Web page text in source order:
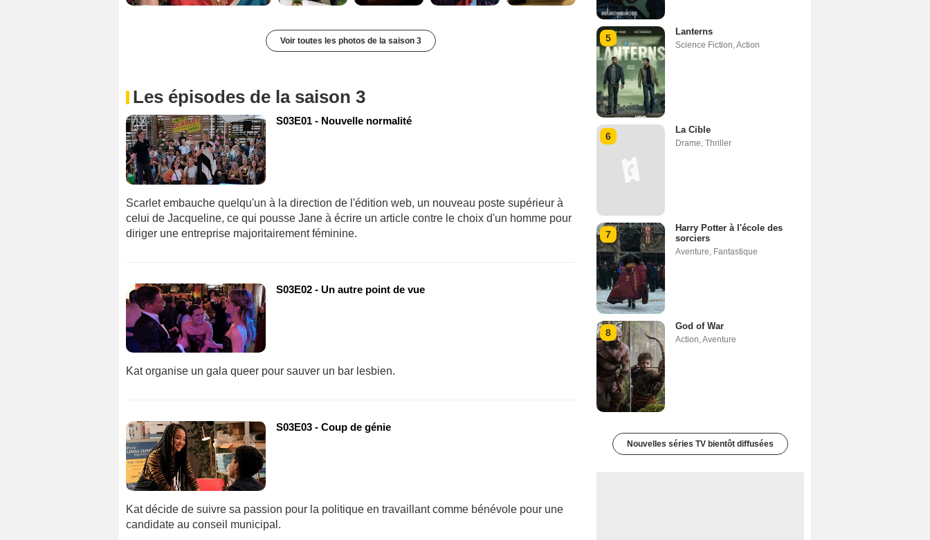
Voir toutes les photos de la saison 3
Les épisodes de la saison 3
S03E01 - Nouvelle normalité
Scarlet embauche quelqu'un à la direction de l'édition web, un nouveau poste supérieur à
celui de Jacqueline, ce qui pousse Jane à écrire un article contre le choix d'un homme pour
diriger une entreprise majoritairement féminine.
S03E02 - Un autre point de vue
Kat organise un gala queer pour sauver un bar lesbien.
S03E03 - Coup de génie
Kat décide de suivre sa passion pour la politique en travaillant comme bénévole pour une
candidate au conseil municipal.
5
Lanterns
Science Fiction Action
6
La Cible
Drame Thriller
7
Harry Potter à l'école des
sorciers
Aventure Fantastique
8
God of War
Action Aventure
Nouvelles séries TV bientôt diffusées